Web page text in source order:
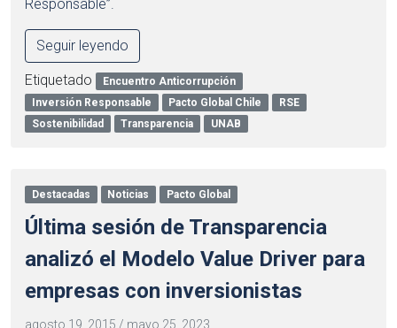
Responsable”.
Seguir leyendo
Etiquetado
Encuentro Anticorrupción
Inversión Responsable
Pacto Global Chile
RSE
Sostenibilidad
Transparencia UNAB
Destacadas Noticias Pacto Global
Última sesión de Transparencia
analizó el Modelo Value Driver para
empresas con inversionistas
agosto 19, 2015 / mayo 25, 2023